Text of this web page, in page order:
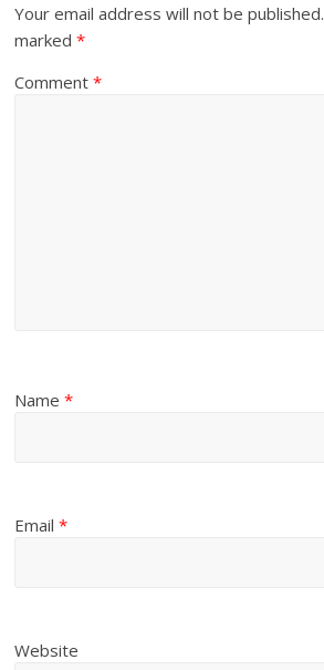
Your email address will not be published.
marked*
Comment*
Name*
Email*
Website